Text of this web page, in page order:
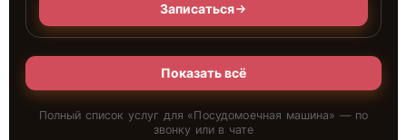
Записаться
Показать всё
Полный список услуг для «Посудомоечная машина» — по
звонку или в чате